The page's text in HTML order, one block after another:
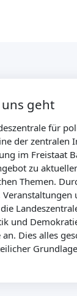
geht
für
der zentralen
im Freistaat
zu
Themen.
und
Dies alles